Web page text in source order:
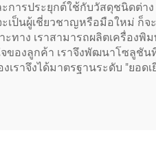
ารประยุกต์ใช้กับวัสดุชนิดต่
ป็นผู้เชี่ยวชาญหรือมือใหม่ ก็
ะทาง เราสามารถผลิตเครื่อ
ของลูกค้า เราจึงพัฒนาโซลูชั
าจึงได้มาตรฐานระดับ "ยอดเ